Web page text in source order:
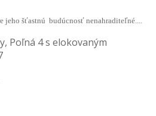
jeho šťastnú budúcnosť nenahraditeľné....
Poľná 4 s elokovaným